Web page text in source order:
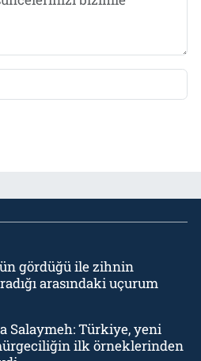
gördüğü ile zihnin
arasındaki uçurum
Salaymeh: Türkiye, yeni
ilk örneklerinden